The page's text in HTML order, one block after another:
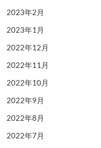
2023年2月
2023年1月
2022年12月
2022年11月
2022年10月
2022年9月
2022年8月
2022年7月